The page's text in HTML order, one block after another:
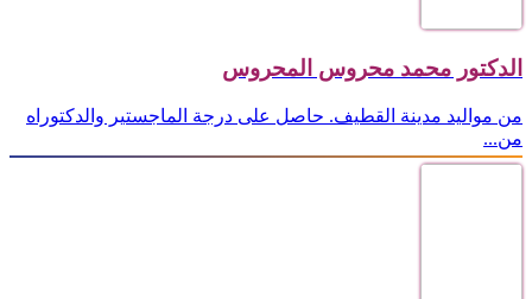
الدكتور محمد محروس المحروس
من مواليد مدينة القطيف. حاصل على درجة الماجستير والدكتوراه
من...